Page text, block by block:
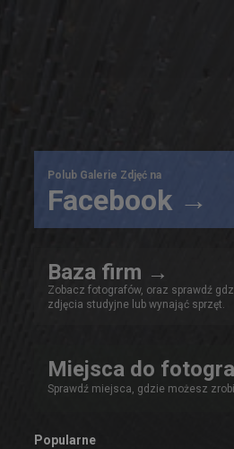
Polub Galerie Zdjęć na
Facebook →
Baza firm →
Zobacz fotografów, oraz sprawdź
zdjęcia studyjne lub wynająć sprzęt.
Miejsca do
Sprawdź miejsca, gdzie możesz
Popularne